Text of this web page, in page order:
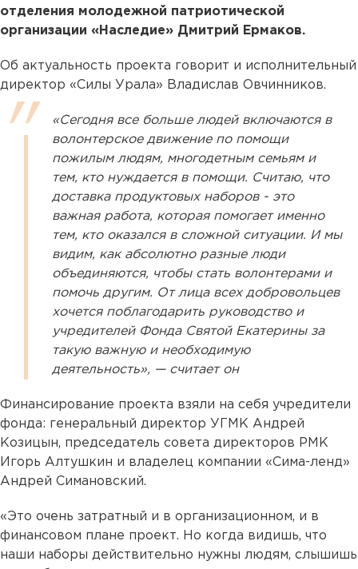
отделения молодежной патриотической
организации «Наследие» Дмитрий Ермаков.
Об актуальность проекта говорит и исполнительный
директор «Силы Урала» Владислав Овчинников.
«Сегодня все больше людей включаются в
волонтерское движение по помощи
пожилым людям, многодетным семьям и
тем, кто нуждается в помощи. Считаю, что
доставка продуктовых наборов - это
важная работа, которая помогает именно
тем, кто оказался в сложной ситуации. И мы
видим, как абсолютно разные люди
объединяются, чтобы стать волонтерами и
помочь другим. От лица всех добровольцев
хочется поблагодарить руководство и
учредителей Фонда Святой Екатерины за
такую важную и необходимую
деятельность», — считает он
Финансирование проекта взяли на себя учредители
фонда: генеральный директор УГМК Андрей
Козицын, председатель совета директоров РМК
Игорь Алтушкин и владелец компании «Сима-ленд»
Андрей Симановский.
«Это очень затратный и в организационном, и в
финансовом плане проект. Но когда видишь, что
наши наборы действительно нужны людям, слышишь